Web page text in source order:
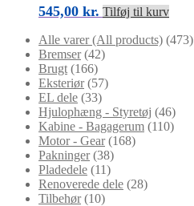
545,00 kr. Tilføj til kurv
Alle varer (All products) (473)
Bremser (42)
Brugt (166)
Eksteriør (57)
EL dele (33)
Hjulophæng - Styretøj (46)
Kabine - Bagagerum (110)
Motor - Gear (168)
Pakninger (38)
Pladedele (11)
Renoverede dele (28)
Tilbehør (10)